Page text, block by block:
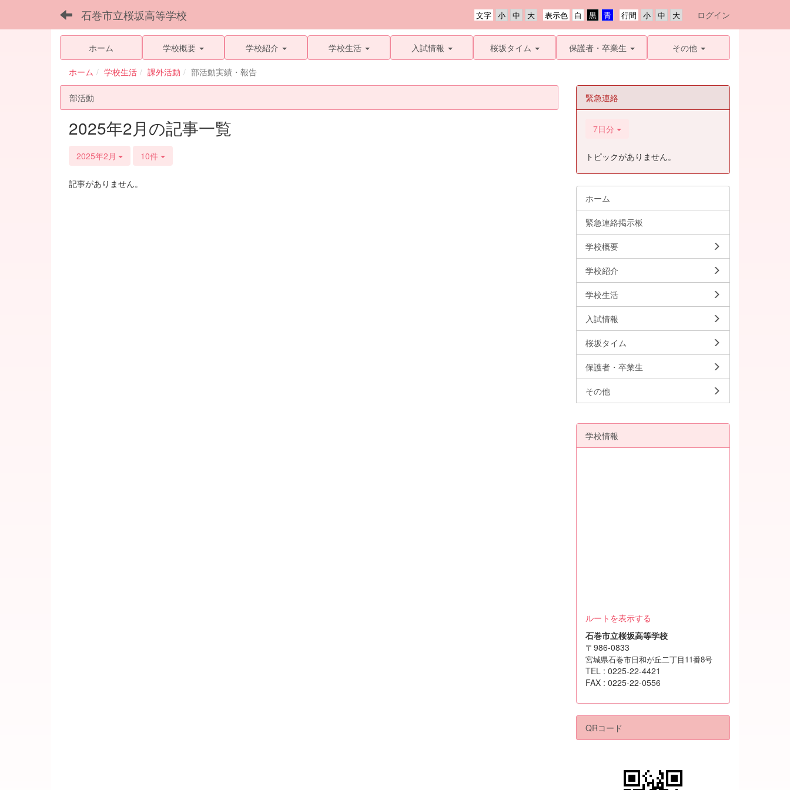
石巻市立桜坂高等学校 行間
表示色
文字 ログイン
ホーム 学校概要 学校紹介 学校生活 入試情報 桜坂タイム 保護者・卒業生 その他
ホーム 学校生活 課外活動 部活動実績・報告
部活動
2025年2月の記事一覧
2025年2月 10件
記事がありません。
緊急連絡
7日分
トピックがありません。
ホーム
緊急連絡掲示板
学校概要
学校紹介
学校生活
入試情報
桜坂タイム
保護者・卒業生
その他
学校情報
ルートを表示する
石巻市立桜坂高等学校
〒986-0833
宮城県石巻市日和が丘二丁目11番8号
TEL : 0225-22-4421
FAX : 0225-22-0556
QRコード